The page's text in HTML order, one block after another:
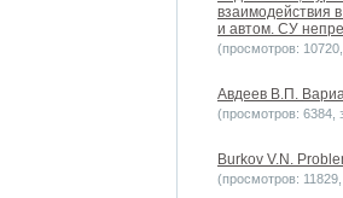
взаимодействия
и автом. СУ
(просмотров:
Авдеев В.П.
(просмотров: 6384,
Burkov V.N.
(просмотров: